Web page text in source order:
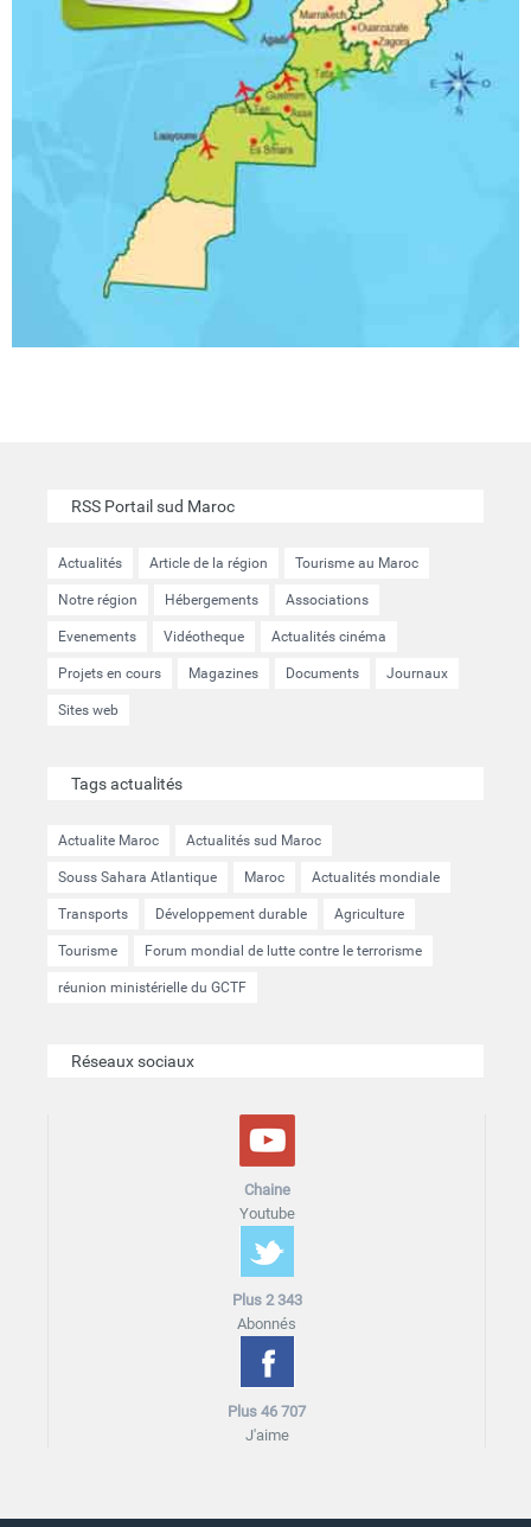
RSS Portail sud Maroc
Actualités Article de la région Tourisme au Maroc
Notre région Hébergements Associations
Evenements Vidéotheque Actualités cinéma
Projets en cours Magazines Documents Journaux
Sites web
Tags actualités
Actualite Maroc Actualités sud Maroc
Souss Sahara Atlantique Maroc Actualités mondiale
Transports Développement durable Agriculture
Tourisme Forum mondial de lutte contre le terrorisme
réunion ministérielle du GCTF
Réseaux sociaux
Chaine
Youtube
Plus 2 343
Abonnés
Plus 46 707
J'aime